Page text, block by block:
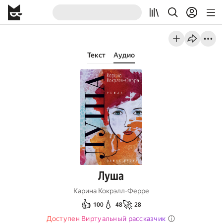
Текст Аудио
Луша
Карина Кокрэлл-Ферре
👍 100💧 48🚀 28
Доступен Виртуальный рассказчик